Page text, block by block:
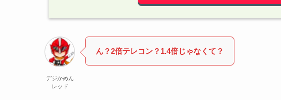
デジかめん
レッド
ん？2倍テレコン？1.4倍じゃなくて？